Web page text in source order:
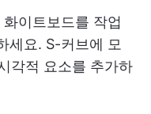
이트보드를 작업
세요. S-커브에 모
각적 요소를 추가하